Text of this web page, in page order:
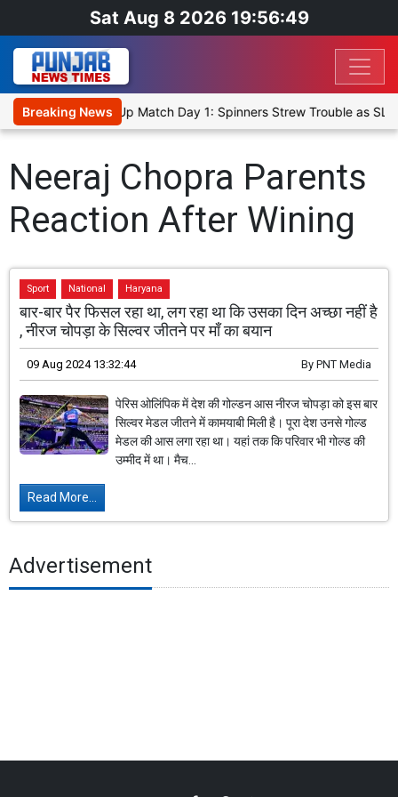
Sat Aug 8 2026 19:56:49
Breaking News
Cricket XI, Warm-Up Match Day 1: Spinners Strew Trouble as
Neeraj Chopra Parents
Reaction After Wining
Sport National Haryana
बार-बार पैर फिसल रहा था, लग रहा था कि उसका दिन अच्छा नहीं है
, नीरज चोपड़ा के सिल्वर जीतने पर माँ का बयान
09 Aug 2024 13:32:44 By PNT Media
पेरिस ओलिंपिक में देश की गोल्डन आस नीरज चोपड़ा को इस बार
सिल्वर मेडल जीतने में कामयाबी मिली है। पूरा देश उनसे गोल्ड
मेडल की आस लगा रहा था। यहां तक कि परिवार भी गोल्ड की
उम्मीद में था। मैच...
Read More...
Advertisement